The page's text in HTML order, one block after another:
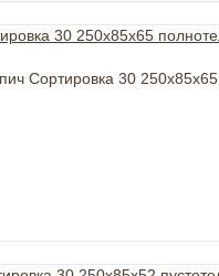
Сортировка 30 250x85x65